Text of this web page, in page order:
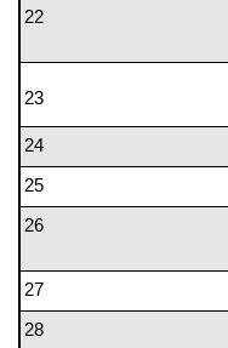
22
23
24
25
26
27
28